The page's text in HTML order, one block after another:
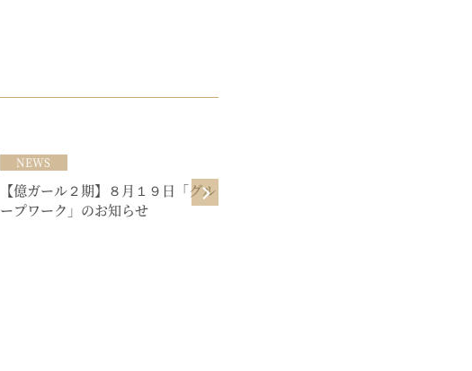
NEWS
【億ガール２期】８月１９日「グル
ープワーク」のお知らせ